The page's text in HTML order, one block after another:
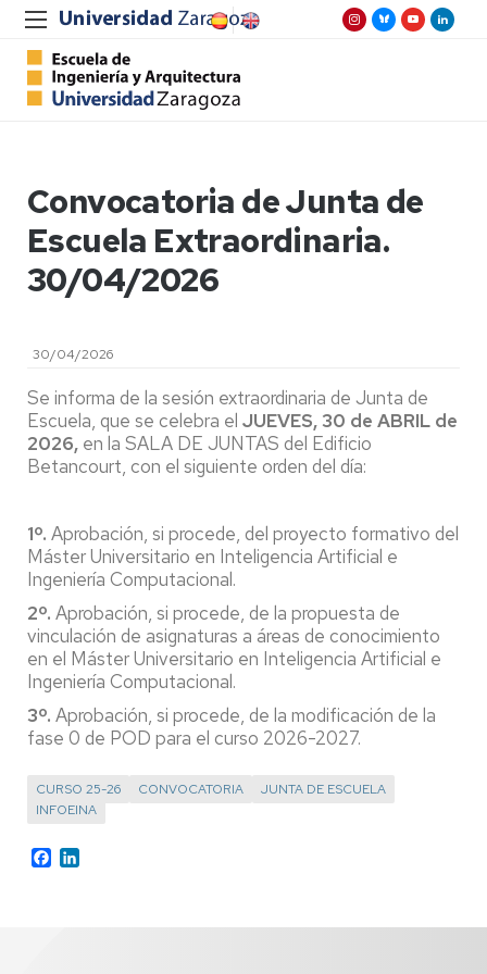
Convocatoria de Junta de
Escuela Extraordinaria.
30/04/2026
30/04/2026
Se informa de la sesión extraordinaria de Junta de
Escuela, que se celebra el JUEVES, 30 de ABRIL de
2026, en la SALA DE JUNTAS del Edificio
Betancourt, con el siguiente orden del día:
1º. Aprobación, si procede, del proyecto formativo del
Máster Universitario en Inteligencia Artificial e
Ingeniería Computacional.
2º. Aprobación, si procede, de la propuesta de
vinculación de asignaturas a áreas de conocimiento
en el Máster Universitario en Inteligencia Artificial e
Ingeniería Computacional.
3º. Aprobación, si procede, de la modificación de la
fase 0 de POD para el curso 2026-2027.
CURSO 25-26 CONVOCATORIA
JUNTA DE ESCUELA
INFOEINA
Facebook